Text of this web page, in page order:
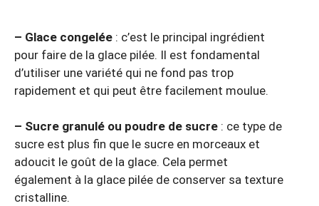
– Glace congelée : c’est le principal ingrédient
pour faire de la glace pilée. Il est fondamental
d’utiliser une variété qui ne fond pas trop
rapidement et qui peut être facilement moulue.
– Sucre granulé ou poudre de sucre : ce type de
sucre est plus fin que le sucre en morceaux et
adoucit le goût de la glace. Cela permet
également à la glace pilée de conserver sa texture
cristalline.